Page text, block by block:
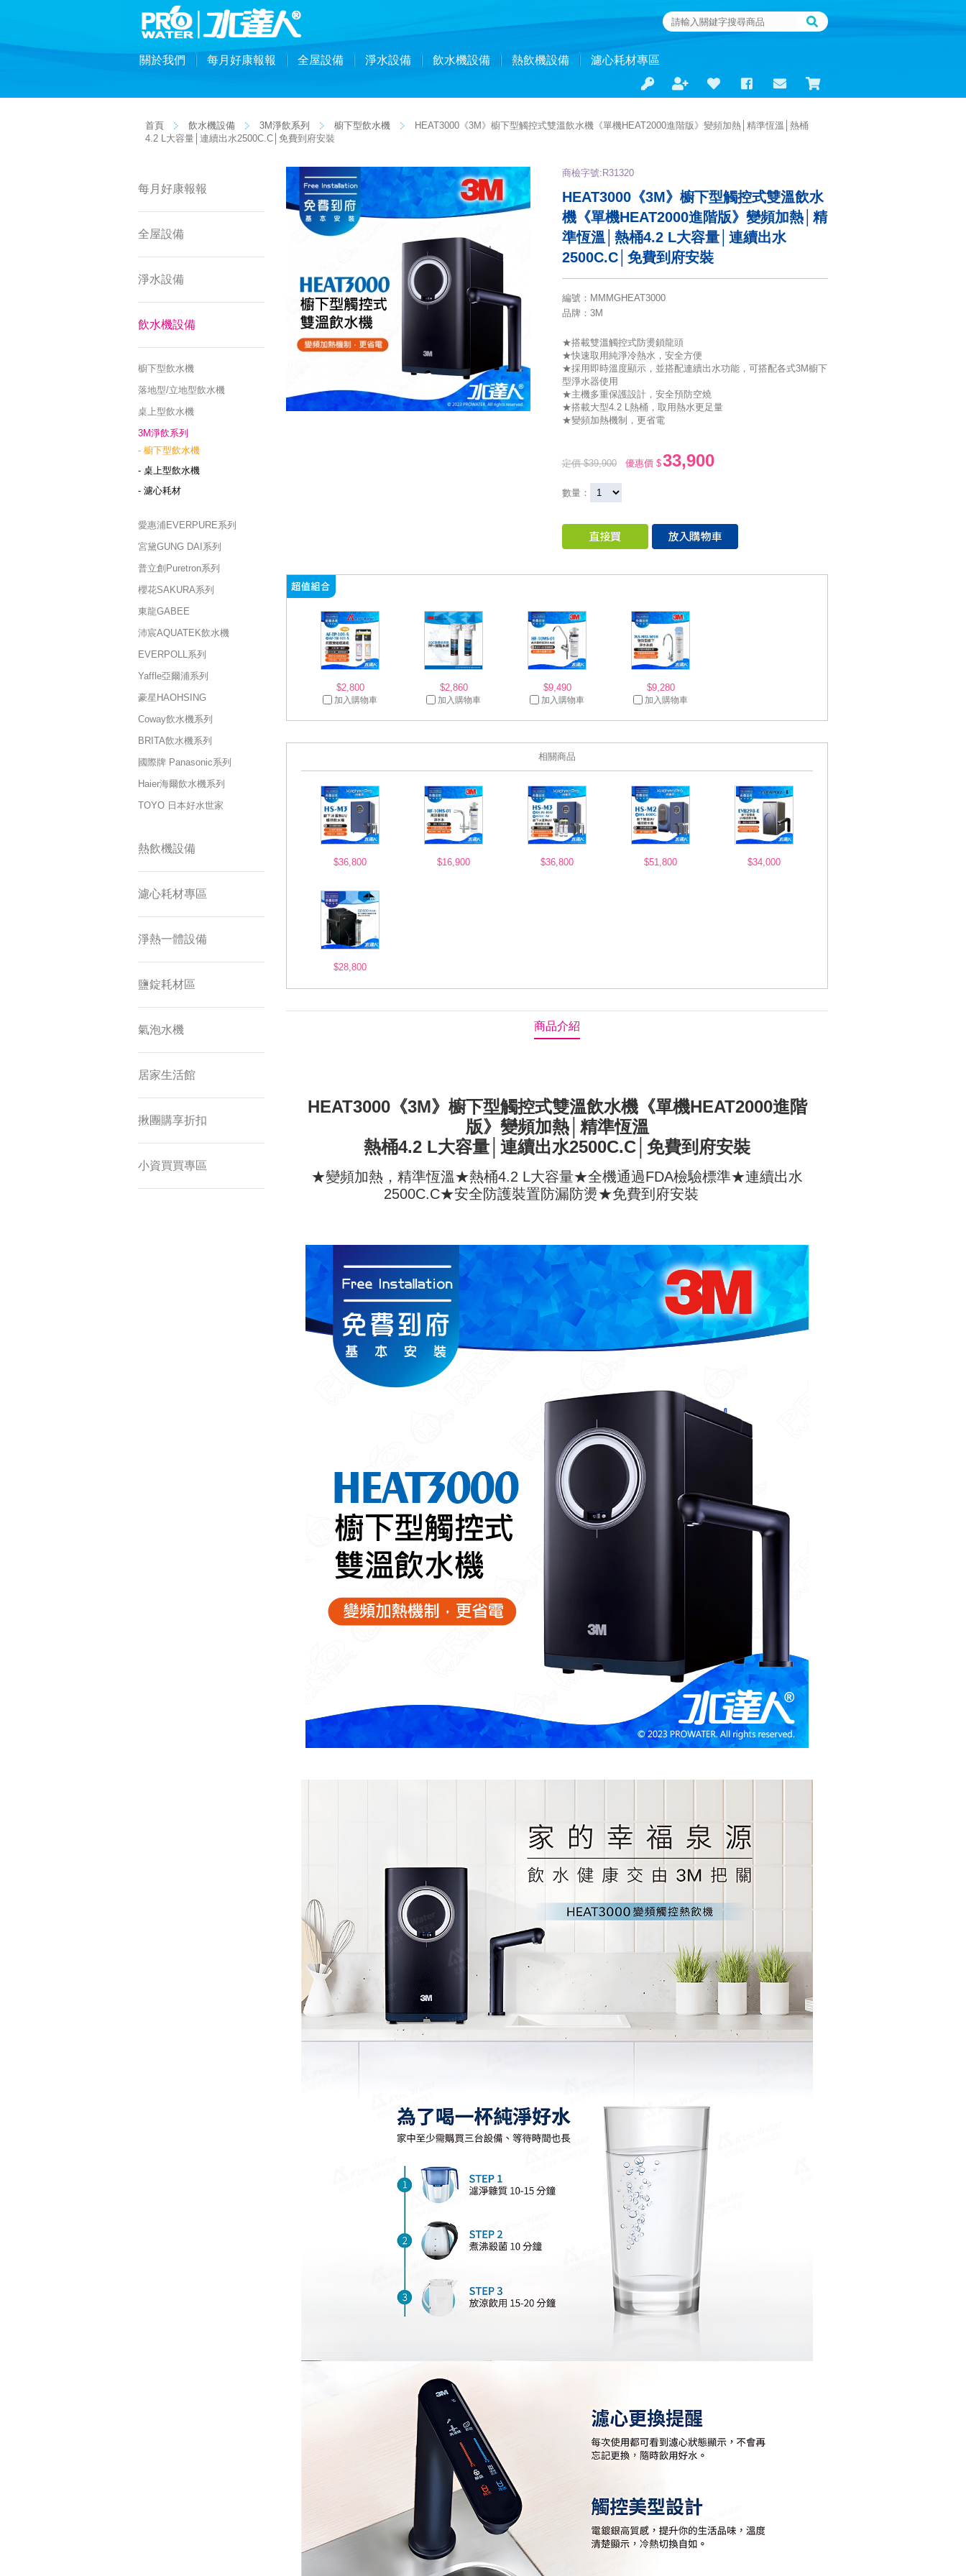
關於我們 每月好康報報 全屋設備 淨水設備 飲水機設備 熱飲機設備 濾心耗材專區
首頁 飲水機設備 3M淨飲系列 櫥下型飲水機
HEAT3000《3M》櫥下型觸控式雙溫飲水機《單機HEAT2000進階版》變頻加熱│精準恆溫│熱桶
4.2 L大容量│連續出水2500C.C│免費到府安裝
每月好康報報
全屋設備
淨水設備
飲水機設備
櫥下型飲水機
落地型/立地型飲水機
桌上型飲水機
3M淨飲系列
- 櫥下型飲水機
- 桌上型飲水機
- 濾心耗材
愛惠浦EVERPURE系列
宮黛GUNG DAI系列
普立創Puretron系列
櫻花SAKURA系列
東龍GABEE
沛宸AQUATEK飲水機
EVERPOLL系列
Yaffle亞爾浦系列
豪星HAOHSING
Coway飲水機系列
BRITA飲水機系列
國際牌 Panasonic系列
Haier海爾飲水機系列
TOYO 日本好水世家
熱飲機設備
濾心耗材專區
淨熱一體設備
鹽錠耗材區
氣泡水機
居家生活館
揪團購享折扣
小資買買專區
商檢字號:R31320
HEAT3000《3M》櫥下型觸控式雙溫飲水
機《單機HEAT2000進階版》變頻加熱│精
準恆溫│熱桶4.2 L大容量│連續出水
2500C.C│免費到府安裝
編號 ： MMMGHEAT3000
品牌 ：3M
★搭載雙溫觸控式防燙鎖龍頭
★快速取用純淨冷熱水，安全方便
★採用即時溫度顯示，並搭配連續出水功能，可搭配各式3M櫥下
型淨水器使用
★主機多重保護設計，安全預防空燒
★搭載大型4.2 L熱桶，取用熱水更足量
★變頻加熱機制，更省電
定價 $39,900 優惠價 $33,900
數量：
$2,800
加入購物車
$2,860
加入購物車
$9,490
加入購物車
$9,280
加入購物車
相關商品
$36,800 $16,900 $36,800 $51,800 $34,000
$28,800
商品介紹
HEAT3000《3M》櫥下型觸控式雙溫飲水機《單機HEAT2000進階
版》變頻加熱│精準恆溫
熱桶4.2 L大容量│連續出水2500C.C│免費到府安裝
★變頻加熱，精準恆溫★熱桶4.2 L大容量★全機通過FDA檢驗標準★連續出水
2500C.C★安全防護裝置防漏防燙★免費到府安裝